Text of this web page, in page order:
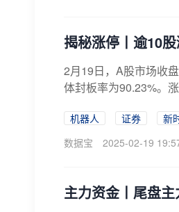
揭秘涨停丨逾10
2月19日，A股市场收
体封板率为90.23%。
机器人 证券
新
数据宝
2025-02-19
主力资金丨尾盘